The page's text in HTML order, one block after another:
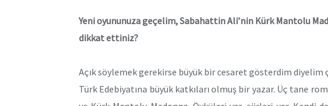
Yeni oyununuza geçelim, Sabahattin Ali’nin Kürk Mantolu
dikkat ettiniz?
Açık söylemek gerekirse büyük bir cesaret gösterdim
Türk Edebiyatına büyük katkıları olmuş bir yazar. Üç tane